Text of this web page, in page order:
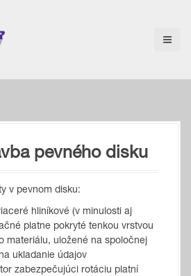
pevného disku
v pevnom disku:
hliníkové (v minulosti aj
platne pokryté tenkou vrstvou
materiálu, uložené na spoločnej
ukladanie údajov
zabezpečujúci rotáciu platní